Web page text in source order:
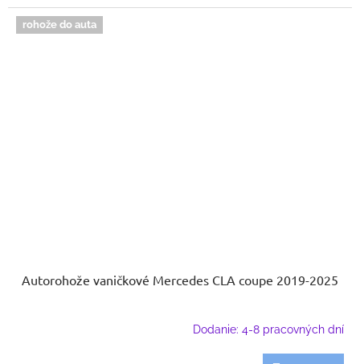
rohože do auta
Autorohože vaničkové Mercedes CLA coupe 2019-2025
Dodanie: 4-8 pracovných dní